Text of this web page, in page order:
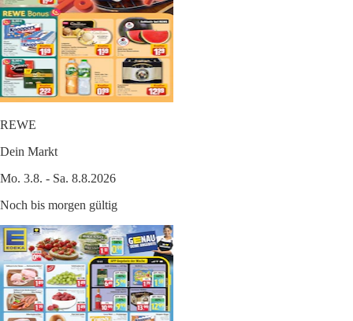
REWE
Dein Markt
Mo. 3.8. - Sa. 8.8.2026
Noch bis morgen gültig